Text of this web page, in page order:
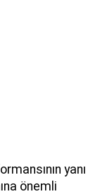
yanı
önemli